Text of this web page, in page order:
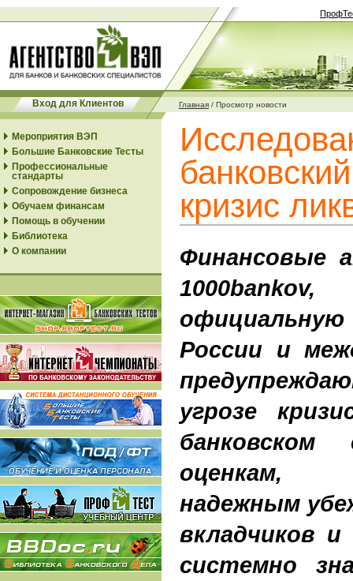
Вход для Клиентов Главная / Просмотр новости
Мероприятия ВЭП
Большие Банковские Тесты
Профессиональные
стандарты
Сопровождение бизнеса
Обучаем финансам
Помощь в обучении
Библиотека
О компании
кризис
Финансовые
официальную
России и
угрозе
оценкам,
надежным
вкладчиков
системно